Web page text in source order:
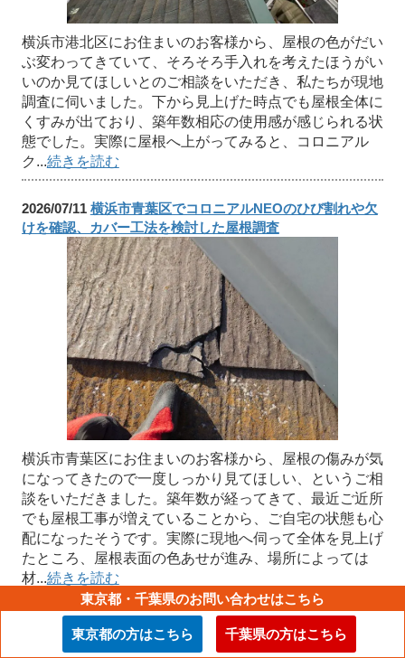
横浜市港北区にお住まいのお客様から、屋根の色がだい
ぶ変わってきていて、そろそろ手入れを考えたほうがい
いのか見てほしいとのご相談をいただき、私たちが現地
調査に伺いました。下から見上げた時点でも屋根全体に
くすみが出ており、築年数相応の使用感が感じられる状
態でした。実際に屋根へ上がってみると、コロニアル
ク...続きを読む
2026/07/11 横浜市青葉区でコロニアルNEOのひび割れや欠
けを確認、カバー工法を検討した屋根調査
横浜市青葉区にお住まいのお客様から、屋根の傷みが気
になってきたので一度しっかり見てほしい、というご相
談をいただきました。築年数が経ってきて、最近ご近所
でも屋根工事が増えていることから、ご自宅の状態も心
配になったそうです。実際に現地へ伺って全体を見上げ
たところ、屋根表面の色あせが進み、場所によっては
材...続きを読む
その他のブログ一覧→
東京都・千葉県のお問い合わせはこちら
東京都の方はこちら 千葉県の方はこちら